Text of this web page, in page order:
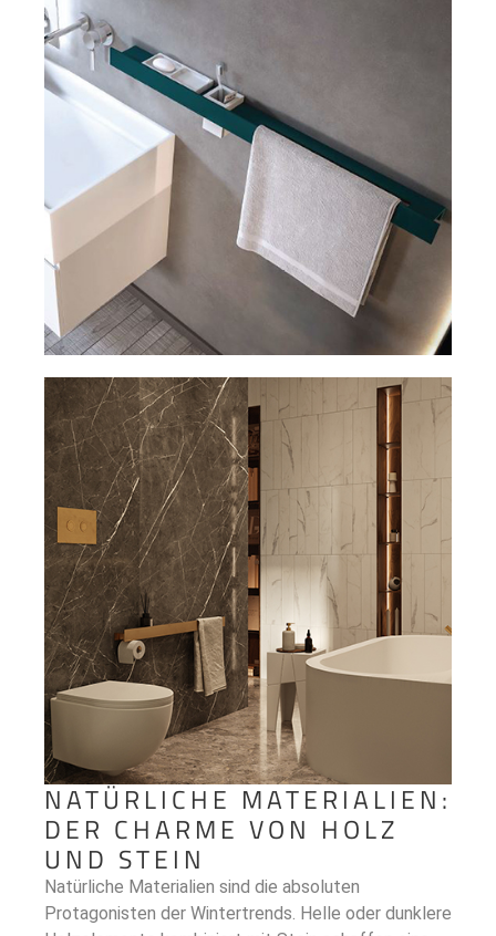
NATÜRLICHE MATERIALIEN:
DER CHARME VON HOLZ
UND STEIN
Natürliche Materialien sind die absoluten
Protagonisten der Wintertrends. Helle oder dunklere